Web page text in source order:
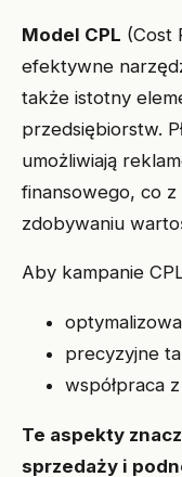
Model CPL (Cost
efektywne
także istotny
przedsiębiorstw.
umożliwiają
finansowego, co
zdobywaniu
Aby kampanie
precyzyjne
współpraca
Te aspekty
sprzedaży i